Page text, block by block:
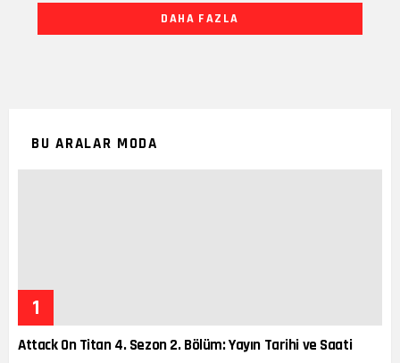
DAHA FAZLA
BU ARALAR MODA
Attack On Titan 4. Sezon 2. Bölüm: Yayın Tarihi ve Saati